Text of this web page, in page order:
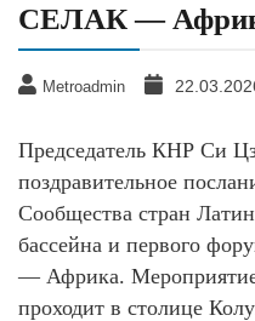
СЕЛАК —
Metroadmin
Председатель КНР Си
поздравительное
Сообщества стран
бассейна и первого
— Африка. Мероприятие
проходит в столице